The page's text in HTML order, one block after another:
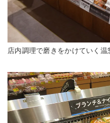
店内調理で磨きをかけていく温